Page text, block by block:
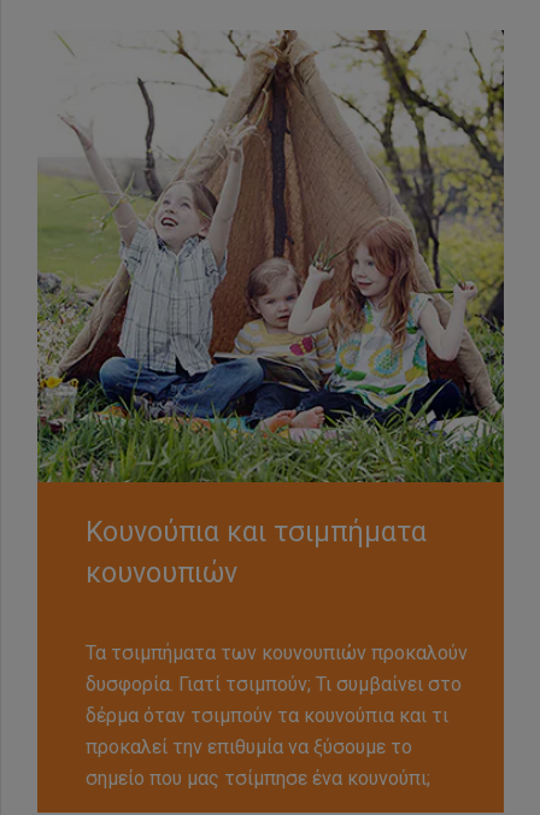
Κουνούπια και τσιμπήματα
κουνουπιών
Τα τσιμπήματα των κουνουπιών προκαλούν
δυσφορία. Γιατί τσιμπούν; Τι συμβαίνει στο
δέρμα όταν τσιμπούν τα κουνούπια και τι
προκαλεί την επιθυμία να ξύσουμε το
σημείο που μας τσίμπησε ένα κουνούπι;